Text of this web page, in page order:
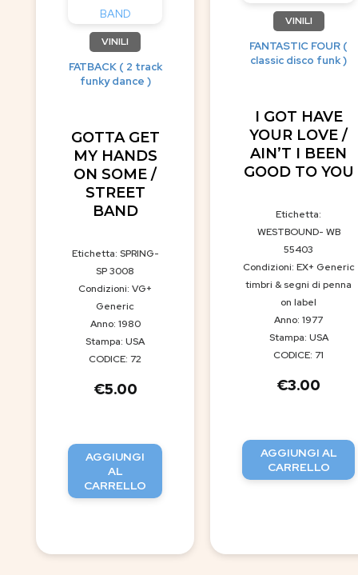
VINILI
FATBACK ( 2 track
funky dance )
GOTTA GET
MY HANDS
ON SOME /
STREET
BAND
Etichetta: SPRING-
SP 3008
Condizioni: VG+
Generic
Anno: 1980
Stampa: USA
CODICE: 72
€5.00
AGGIUNGI
AL
CARRELLO
VINILI
FANTASTIC FOUR (
classic disco funk )
I GOT HAVE
YOUR LOVE /
AIN’T I BEEN
GOOD TO YOU
Etichetta:
WESTBOUND- WB
55403
Condizioni: EX+ Generic
timbri & segni di penna
on label
Anno: 1977
Stampa: USA
CODICE: 71
€3.00
AGGIUNGI AL
CARRELLO